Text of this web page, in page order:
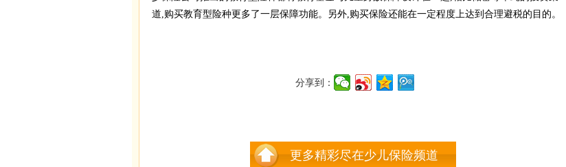
道,购买教育型险种更多了一层保障功能。另外,购买保险还能在一定程度上达到合理避税的目的。
分享到：
更多精彩尽在少儿保险频道